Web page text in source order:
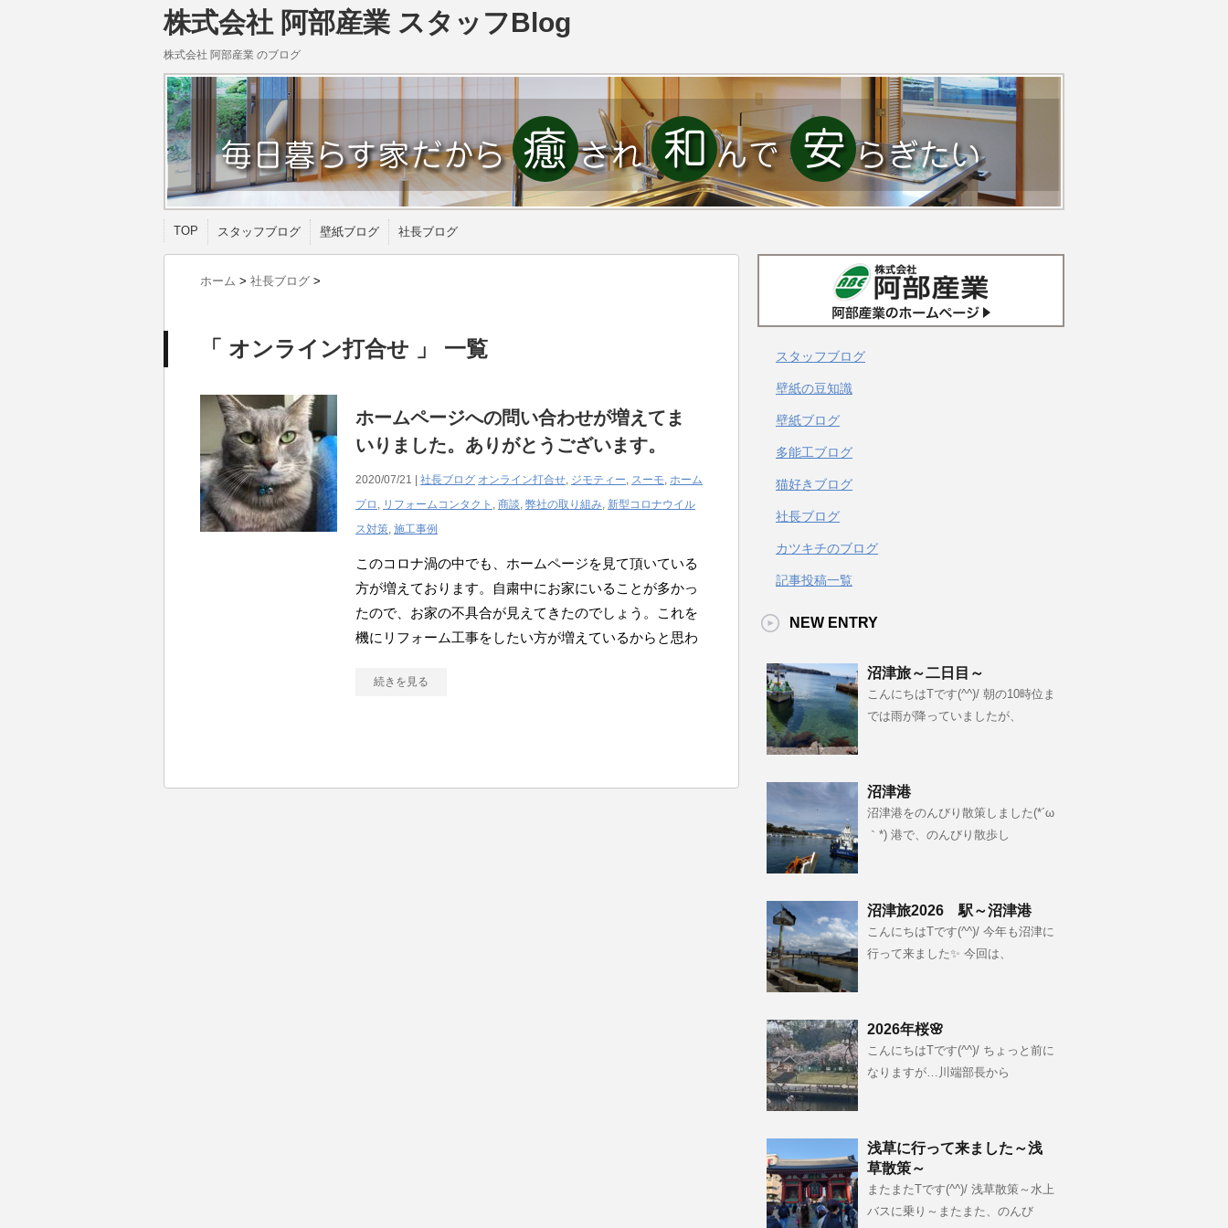
株式会社 阿部産業 スタッフBlog
株式会社 阿部産業 のブログ
TOP スタッフブログ 壁紙ブログ 社長ブログ
ホーム > 社長ブログ >
「 オンライン打合せ 」 一覧
ホームページへの問い合わせが増えてま
いりました。ありがとうございます。
2020/07/21 | 社長ブログ オンライン打合せ, ジモティー, スーモ, ホーム
プロ , リフォームコンタクト , 商談, 弊社の取り組み, 新型コロナウイル
ス対策, 施工事例
このコロナ渦の中でも、ホームページを見て頂いている
方が増えております。自粛中にお家にいることが多かっ
たので、お家の不具合が見えてきたのでしょう。これを
機にリフォーム工事をしたい方が増えているからと思わ
続きを見る
スタッフブログ
壁紙の豆知識
壁紙ブログ
多能工ブログ
猫好きブログ
社長ブログ
カツキチのブログ
記事投稿一覧
NEW ENTRY
沼津旅～二日目～
こんにちはTです(^^)/ 朝の10時位ま
では雨が降っていましたが、
沼津港
沼津港をのんびり散策しました(*´ω
｀*) 港で、のんびり散歩し
沼津旅2026 駅～沼津港
こんにちはTです(^^)/ 今年も沼津に
行って来ました✨ 今回は、
2026年桜🌸
こんにちはTです(^^)/ ちょっと前に
なりますが…川端部長から
浅草に行って来ました～浅
草散策～
またまたTです(^^)/ 浅草散策～水上
バスに乗り～またまた、のんび